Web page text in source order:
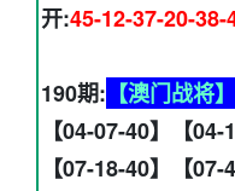
开:45-12-37-20-38-
190期: 【澳门战将】
【04-07-40】【04-
【07-18-40】【07-